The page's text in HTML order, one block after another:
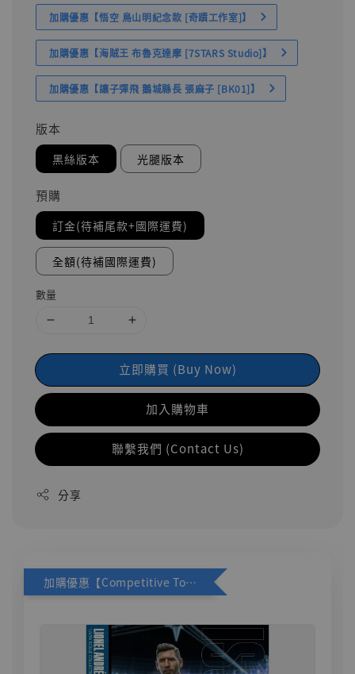
加購優惠【悟空 鳥山明紀念款 [奇蹟工作室]】
加購優惠【海賊王 布魯克達摩 [7STARS Studio]】
加購優惠【讓子彈飛 鵝城縣長 張麻子 [BK01]】
版本
黑絲版本 光腿版本
預購
訂金(待補尾款+國際運費)
全額(待補國際運費)
數量
立即購買 (Buy Now)
加入購物車
聯繫我們 (Contact Us)
分享
加購優惠【Competitive Toys 梅西 [CM001]】